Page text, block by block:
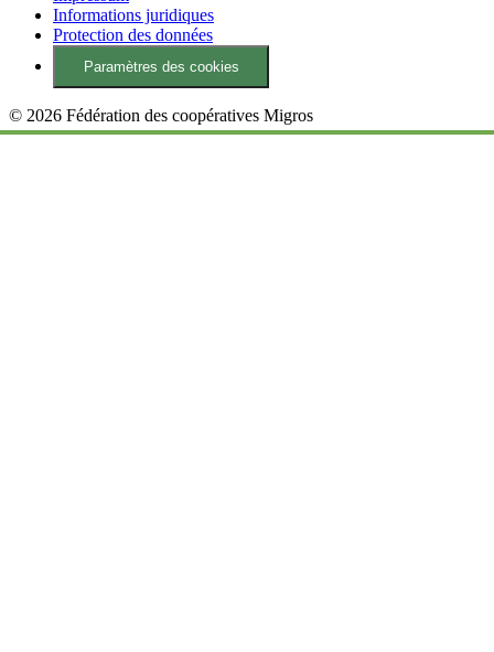
Informations juridiques
Protection des données
Paramètres des cookies
© 2026 Fédération des coopératives Migros